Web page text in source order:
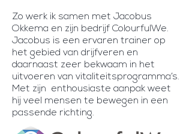
Zo werk ik samen met Jacobus
Okkema en zijn bedrijf ColourfulWe.
Jacobus is een ervaren trainer op
het gebied van drijfveren en
daarnaast zeer bekwaam in het
uitvoeren van vitaliteitsprogramma’s.
Met zijn enthousiaste aanpak weet
hij veel mensen te bewegen in een
passende richting.